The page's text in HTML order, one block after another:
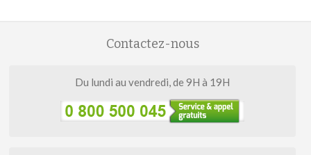
Contactez-nous
Du lundi au vendredi, de 9H à 19H